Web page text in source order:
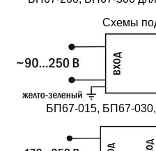
Схемы
БП67-015, БП67-